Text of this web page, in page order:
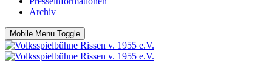
Archiv
Mobile Menu Toggle